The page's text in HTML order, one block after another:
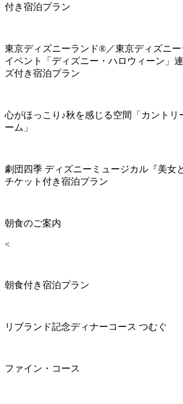
付き宿泊プラン
東京ディズニーランド®／東京ディズニ
イベント「ディズニー・ハロウィーン」
ズ付き宿泊プラン
心がほっこり♪秋を感じる空間「カントリ
ーム」
劇団四季 ディズニーミュージカル『美女
チケット付き宿泊プラン
朝食のご案内
<
朝食付き宿泊プラン
リブランド記念ディナーコース つむぐ
ファイン・コース